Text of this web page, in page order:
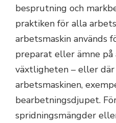
besprutning och
praktiken för alla
arbetsmaskin används
preparat eller ämne
växtligheten – eller
arbetsmaskinen,
bearbetningsdjupet.
spridningsmängder